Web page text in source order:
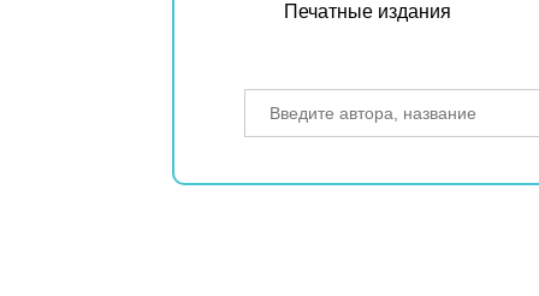
Печатные издания